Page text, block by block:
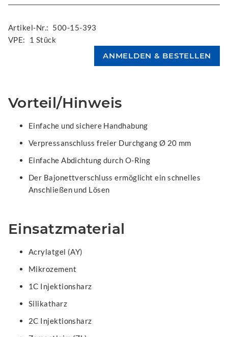
Artikel-Nr.: 500-15-393
VPE:
1 Stück
Vorteil/Hinweis
Einfache und sichere Handhabung
Verpressanschluss freier Durchgang Ø 20 mm
Einfache Abdichtung durch O-Ring
Der Bajonettverschluss ermöglicht ein schnelles
Anschließen und Lösen
Einsatzmaterial
Acrylatgel (AY)
Mikrozement
1C Injektionsharz
Silikatharz
2C Injektionsharz